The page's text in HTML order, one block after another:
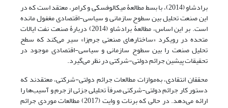
برادشاو (2014)، با بسط مطالعۀ میکالوفسکی و کرامر، معتقد است که در
این صنعت تحلیل بین سطوح سازمانی و سیاسی-اقتصادی مغفول مانده
است. بر این اساس، مطالعۀ برادشاو (2014) دربارۀ صنعت نفت ایالات
متحده در رویکرد «ساختارهای صنعتی جرم‌زا» سیر می‌‌‌کند که سطح
تحلیل صنعت را بین سطوح سازمانی و سیاسی-اقتصادی موجود در
تحقیقات پیشین جرائم دولتی-شرکتی در نظر می‌‌‌گیرد.
محققان انتقادی، به‌موازات مطالعات جرائم دولتی-شرکتی، معتقدند که
دستور کار جرائم دولتی-شرکتی صرفاً تحلیلی جزئی از جرم و آسیب‌ها را
ارائه می‌‌‌دهد. در حالی که برنات و وایت (2017) مطالعات موردی جرائم